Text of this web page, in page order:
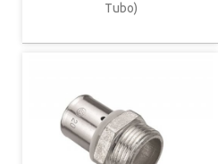
Tubo)